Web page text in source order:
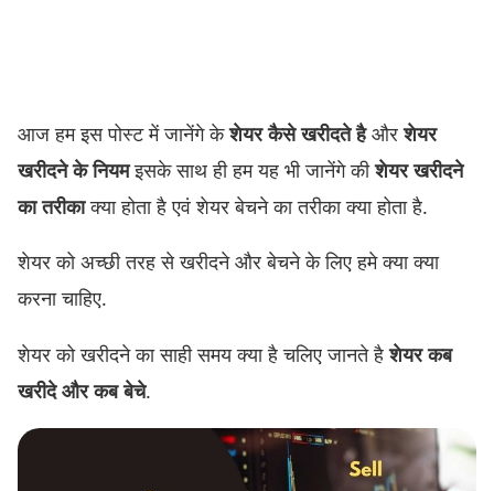
आज हम इस पोस्ट में जानेंगे केशेयर कैसे खरीदते हैऔरशेयर
खरीदने के नियमइसके साथ ही हम यह भी जानेंगे कीशेयर खरीदने
का तरीकाक्या होता है एवं शेयर बेचने का तरीका क्या होता है.
शेयर को अच्छी तरह से खरीदने और बेचने के लिए हमे क्या क्या
करना चाहिए.
शेयर को खरीदने का साही समय क्या है चलिए जानते हैशेयर कब
खरीदे और कब बेचे.